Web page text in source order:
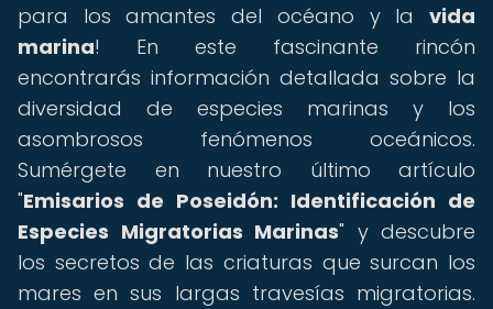
para los amantes del océano y la vida
marina! En este fascinante rincón
encontrarás información detallada sobre la
diversidad de especies marinas y los
asombrosos fenómenos oceánicos.
Sumérgete en nuestro último artículo
"Emisarios de Poseidón: Identificación de
Especies Migratorias Marinas" y descubre
los secretos de las criaturas que surcan los
mares en sus largas travesías migratorias.